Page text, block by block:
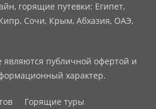
горящие путевки: Египет,
Сочи, Крым, Абхазия, ОАЭ,
публичной офертой и
характер.
Горящие туры